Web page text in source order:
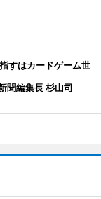
すはカードゲーム世
編集長 杉山司